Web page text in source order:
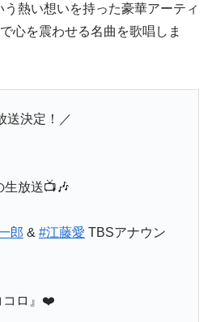
熱い想いを持った豪華アーティ
心を震わせる名曲を歌唱しま
送決定！／
生放送📺🎶
郎 & #江藤愛 TBSアナウン
コロ』❤️